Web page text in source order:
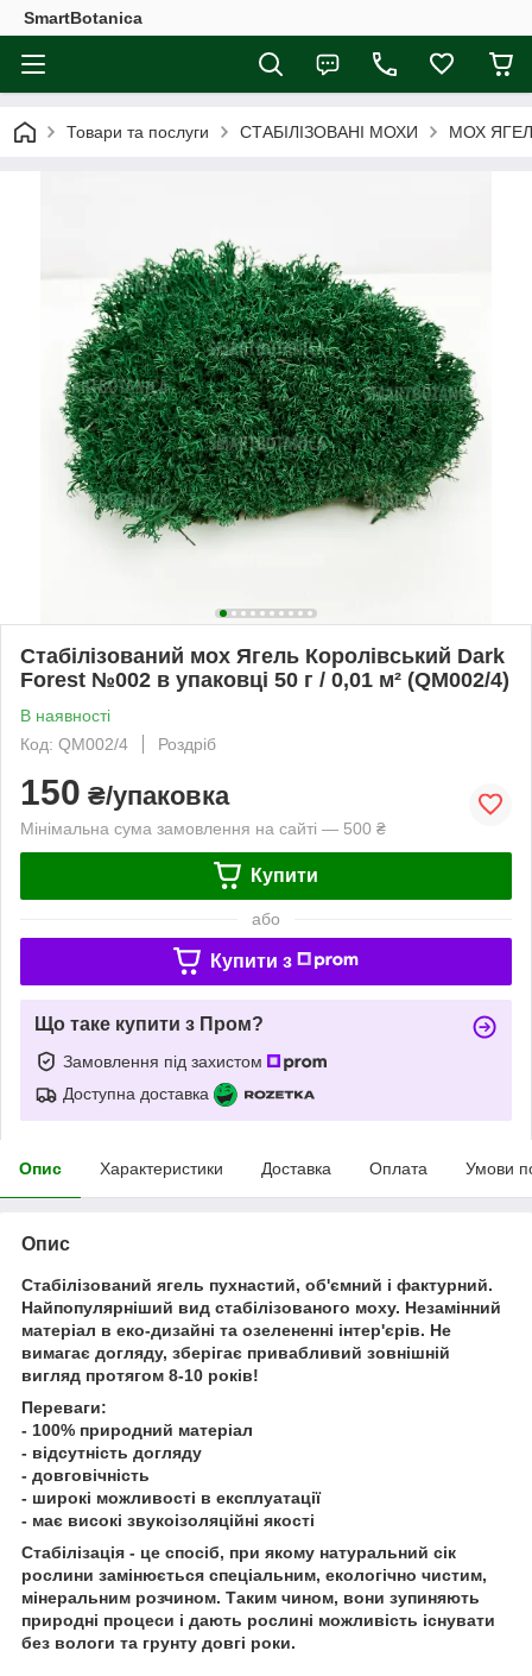
SmartBotanica
Товари та послуги СТАБІЛІЗОВАНІ МОХИ МОХ
Стабілізований мох Ягель Королівський Dark
Forest №002 в упаковці 50 г / 0,01 м² (QM002/4)
В наявності
Код: QM002/4
Роздріб
150 ₴/упаковка
Мінімальна сума замовлення на сайті — 500 ₴
Купити
або
Купити з
Що таке купити з Пром?
Замовлення під захистом
Доступна доставка
Опис Характеристики Доставка Оплата Умови
Опис
Стабілізований ягель пухнастий, об'ємний і фактурний.
Найпопулярніший вид стабілізованого моху. Незамінний
матеріал в еко-дизайні та озелененні інтер'єрів. Не
вимагає догляду, зберігає привабливий зовнішній
вигляд протягом 8-10 років!
Переваги:
- 100% природний матеріал
- відсутність догляду
- довговічність
- широкі можливості в експлуатації
- має високі звукоізоляційні якості
Стабілізація - це спосіб, при якому натуральний сік
рослини замінюється спеціальним, екологічно чистим,
мінеральним розчином. Таким чином, вони зупиняють
природні процеси і дають рослині можливість існувати
без вологи та грунту довгі роки.